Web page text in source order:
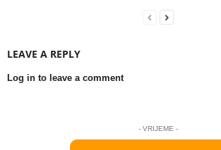
LEAVE A REPLY
Log in to leave a comment
- VRIJEME -